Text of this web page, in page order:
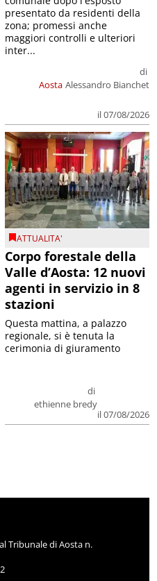
Aosta
di
Alessandro Bianchet
il 07/08/2026
presentato da residenti della
zona; promessi anche
maggiori controlli e ulteriori
inter...
ATTUALITA'
Corpo forestale della
Valle d’Aosta: 12 nuovi
agenti in servizio in 8
stazioni
di
ethienne bredy
il 07/08/2026
Questa mattina, a palazzo
regionale, si è tenuta la
cerimonia di giuramento
Tribunale di Aosta n.